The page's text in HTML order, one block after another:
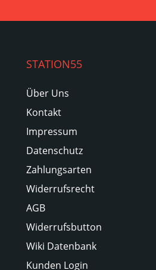
STATION55
Über Uns
Kontakt
Impressum
Datenschutz
Zahlungsarten
Widerrufsrecht
AGB
Widerrufsbutton
Wiki Datenbank
Kunden Login